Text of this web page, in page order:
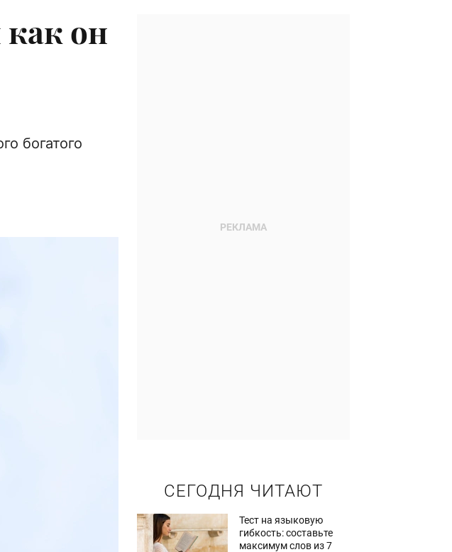
он
богатого
СЕГОДНЯ ЧИТАЮТ
Тест на языковую
гибкость: составьте
максимум слов из 7